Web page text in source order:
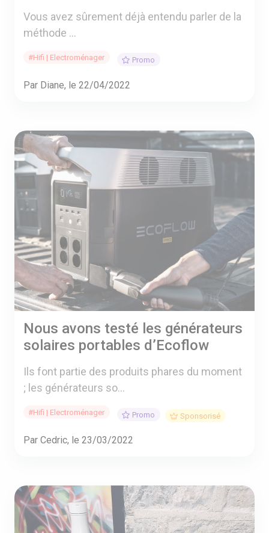
Vous avez sûrement déjà entendu parler de la
méthode ...
#Hifi | Electroménager Promo
Par Diane, le 22/04/2022
Nous avons testé les générateurs
solaires portables d’Ecoflow
Ils font partie des produits phares du moment
; les générateurs so...
#Hifi | Electroménager Promo Sponsorisé
Par Cedric, le 23/03/2022